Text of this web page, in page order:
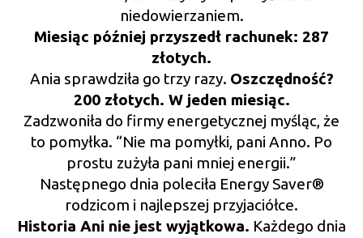
niedowierzaniem.
Miesiąc później przyszedł rachunek: 287
złotych.
Ania sprawdziła go trzy razy. Oszczędność?
200 złotych. W jeden miesiąc.
Zadzwoniła do firmy energetycznej myśląc, że
to pomyłka. “Nie ma pomyłki, pani Anno. Po
prostu zużyła pani mniej energii.”
Następnego dnia poleciła Energy Saver®
rodzicom i najlepszej przyjaciółce.
Historia Ani nie jest wyjątkowa. Każdego dnia